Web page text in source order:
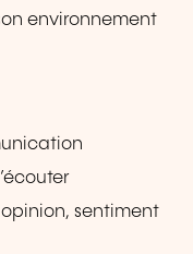
environnement
sentiment